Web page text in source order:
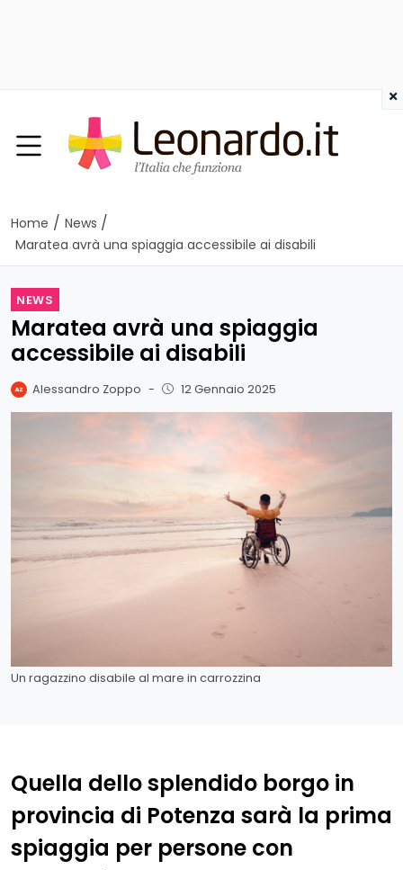
Home / News /
Maratea avrà una spiaggia accessibile ai disabili
NEWS
Maratea avrà una spiaggia
accessibile ai disabili
Alessandro Zoppo - 12 Gennaio 2025
Un ragazzino disabile al mare in carrozzina
Quella dello splendido borgo in
provincia di Potenza sarà la prima
spiaggia per persone con
×